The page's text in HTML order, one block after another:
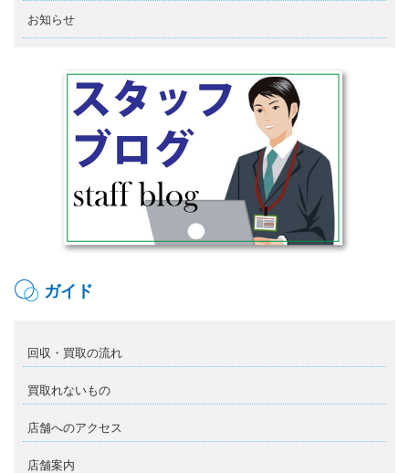
お知らせ
ガイド
回収・買取の流れ
買取れないもの
店舗へのアクセス
店舗案内